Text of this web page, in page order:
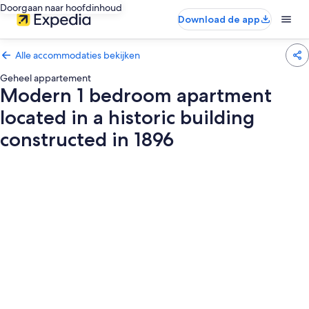
Doorgaan naar hoofdinhoud
Download de app
Alle accommodaties bekijken
Geheel appartement
Modern 1 bedroom apartment
located in a historic building
constructed in 1896